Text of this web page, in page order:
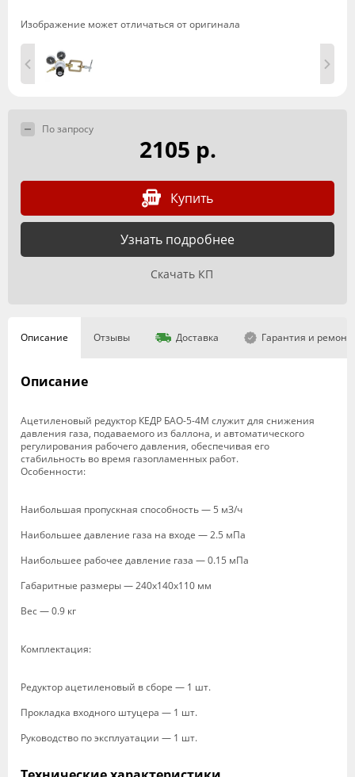
Изображение может отличаться от оригинала
По запросу
2105 р.
Купить
Узнать подробнее
Скачать КП
Описание Отзывы Доставка Гарантия и ремонт
Описание
Ацетиленовый редуктор КЕДР БАО-5-4М служит для снижения
давления газа, подаваемого из баллона, и автоматического
регулирования рабочего давления, обеспечивая его
стабильность во время газопламенных работ.
Особенности:
Наибольшая пропускная способность — 5 мЗ/ч
Наибольшее давление газа на входе — 2.5 мПа
Наибольшее рабочее давление газа — 0.15 мПа
Габаритные размеры — 240х140х110 мм
Вес — 0.9 кг
Комплектация:
Редуктор ацетиленовый в сборе — 1 шт.
Прокладка входного штуцера — 1 шт.
Руководство по эксплуатации — 1 шт.